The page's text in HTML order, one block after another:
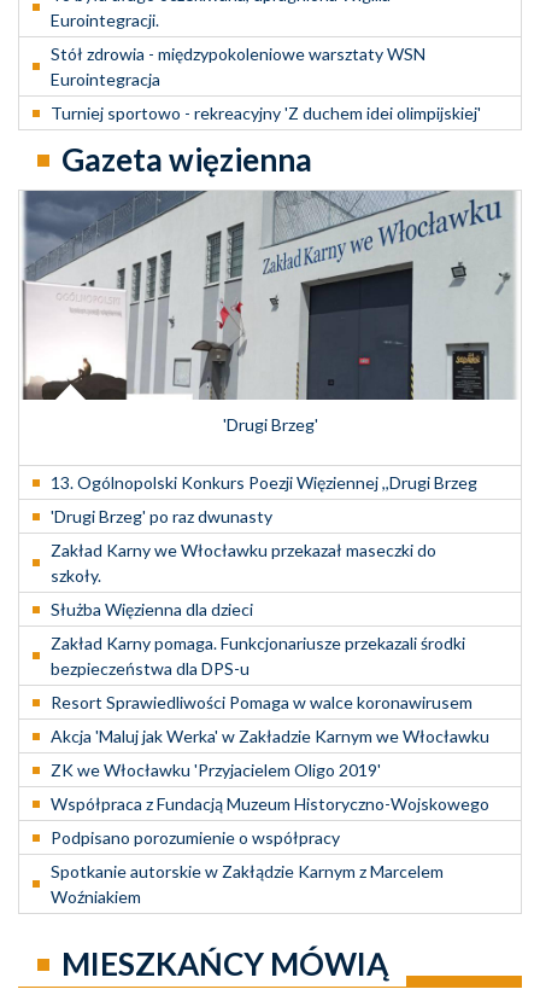
Eurointegracji.
Stół zdrowia - międzypokoleniowe warsztaty WSN
Eurointegracja
Turniej sportowo - rekreacyjny 'Z duchem idei olimpijskiej'
Gazeta więzienna
'Drugi Brzeg'
13. Ogólnopolski Konkurs Poezji Więziennej ,,Drugi Brzeg
'Drugi Brzeg' po raz dwunasty
Zakład Karny we Włocławku przekazał maseczki do
szkoły.
Służba Więzienna dla dzieci
Zakład Karny pomaga. Funkcjonariusze przekazali środki
bezpieczeństwa dla DPS-u
Resort Sprawiedliwości Pomaga w walce koronawirusem
Akcja 'Maluj jak Werka' w Zakładzie Karnym we Włocławku
ZK we Włocławku 'Przyjacielem Oligo 2019'
Współpraca z Fundacją Muzeum Historyczno-Wojskowego
Podpisano porozumienie o współpracy
Spotkanie autorskie w Zakłądzie Karnym z Marcelem
Woźniakiem
MIESZKAŃCY MÓWIĄ